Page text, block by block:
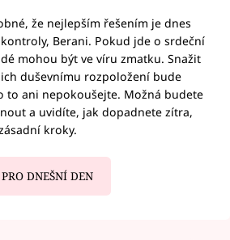
že nejlepším řešením je dnes
Berani. Pokud jde o srdeční
mohou být ve víru zmatku. Snažit
duševnímu rozpoložení bude
to ani nepokoušejte. Možná budete
a uvidíte, jak dopadnete zítra,
kroky.
DNEŠNÍ DEN